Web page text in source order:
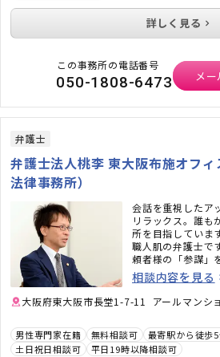
詳しく見る
この事務所の電話番号
050-1808-6473 メー
弁護士
弁護士法人桃李 東大阪布施オフ
法律事務所）
会話を重視したア
リラックス。誰も
所を目指していま
職人肌の弁護士で
頼者様の「参謀」
の戦略を立てまし
相談内容を見る
大阪府東大阪市長堂1-7-11 アールマンシ
男性専門家在籍 無料相談可 最寄駅から徒歩
土日祝日相談可
平日19時以降相談可